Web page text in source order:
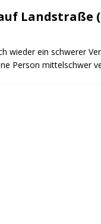
Landstraße
wieder ein schwerer
Person mittelschwer